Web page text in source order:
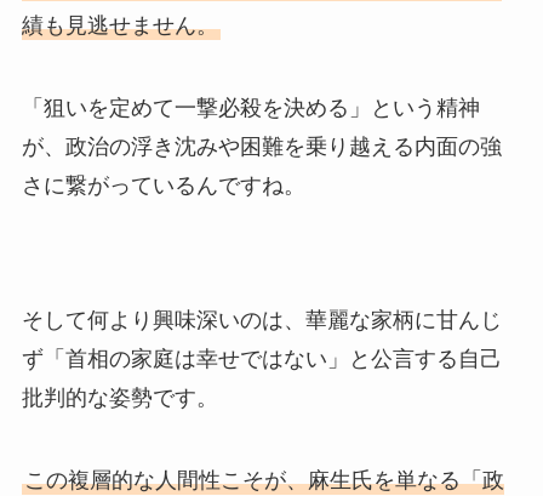
績も見逃せません。
「狙いを定めて一撃必殺を決める」という精神
が、政治の浮き沈みや困難を乗り越える内面の強
さに繋がっているんですね。
そして何より興味深いのは、華麗な家柄に甘んじ
ず「首相の家庭は幸せではない」と公言する自己
批判的な姿勢です。
この複層的な人間性こそが、麻生氏を単なる「政